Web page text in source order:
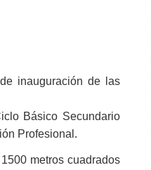
inauguración de las
Básico Secundario
Profesional.
metros cuadrados